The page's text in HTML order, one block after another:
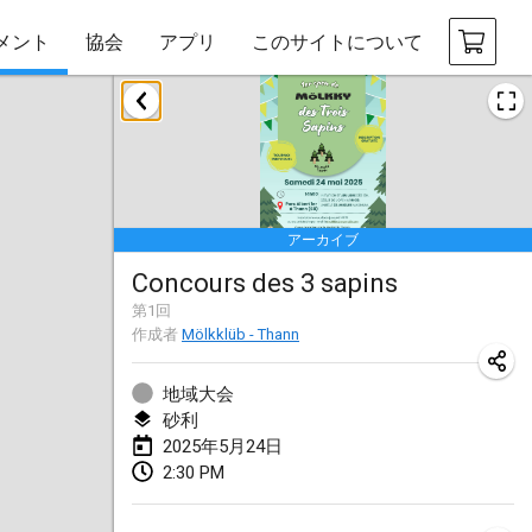
ント 協会 アプリ このサイトについて
アーカイブ
Concours des 3 sapins
第1 回
作成者 Mölkklüb - Thann
地域大会
砂利
2025年5月24日
2:30 PM
2025年1月
Tournoi Mixte ASPTTOM
2025年1月18日|フランス
Indoor Polish Open 2025 - Singles
2025年1月18日| ポーランド
Tournoi de St Max
2025年1月19日|フランス
2025年1月19日
Tournoi de Mölkky - Lesfous Dubâtonvaigeois